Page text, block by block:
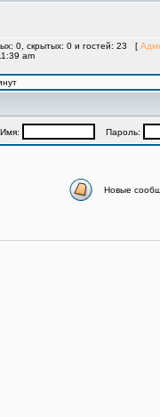
0, скрытых: 0 и гостей: 23 [
am
Имя: Пароль:
Новые